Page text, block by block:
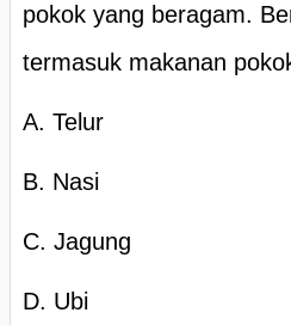
pokok yang beragam.
termasuk makanan
A. Telur
B. Nasi
C. Jagung
D. Ubi